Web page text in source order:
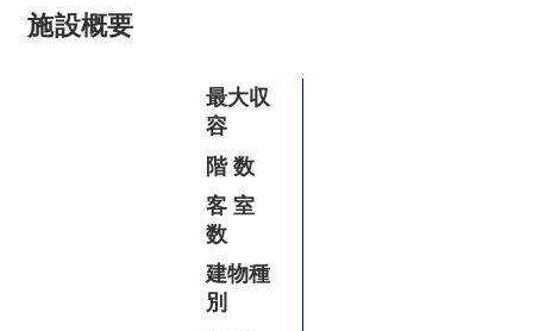
お任せください
風呂設計.com
施設概要
最大収
容
階 数
客 室
数
建物種
別